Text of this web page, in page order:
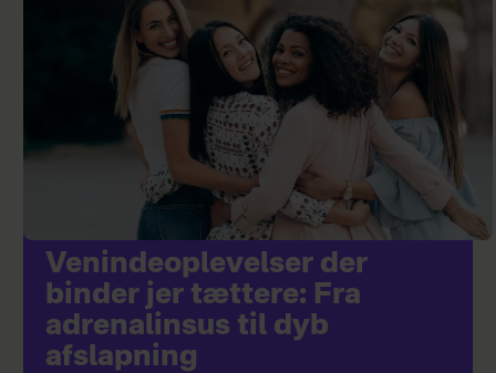
Venindeoplevelser der
binder jer tættere: Fra
adrenalinsus til dyb
afslapning